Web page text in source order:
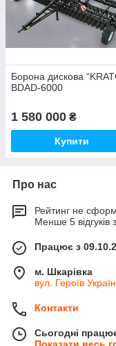
Борона дискова
BDAD-6000
1 580 000 ₴
Купити
Про нас
Рейтинг не
Менше 5 відгуків
Працює з
м. Шкарівка
вул. Героїв
Контакти
Сьогодні